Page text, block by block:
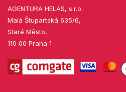
AGENTURA HELAS, s.r.o.
Malá Štupartská 635/6,
Staré Město,
110 00 Praha 1